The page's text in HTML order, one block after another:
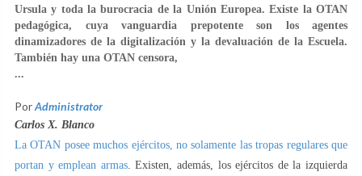
Ursula y toda la burocracia de la Unión Europea. Existe la OTAN
pedagógica, cuya vanguardia prepotente son los agentes
dinamizadores de la digitalización y la devaluación de la Escuela.
También hay una OTAN censora,
...
PorAdministrator
Carlos X. Blanco
La OTAN posee muchos ejércitos, no solamente las tropas regulares que
portan y emplean armas. Existen, además, los ejércitos de la izquierda